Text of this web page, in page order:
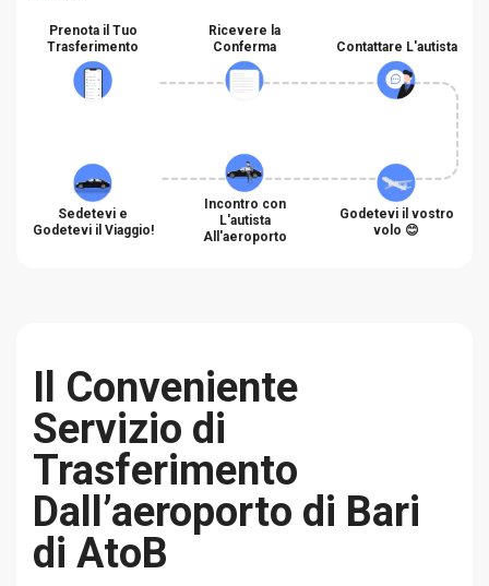
Prenota il Tuo
Trasferimento
Ricevere la
Conferma
Contattare L'autista
Sedetevi e
Godetevi il Viaggio!
Incontro con
L'autista
All'aeroporto
Godetevi il vostro
volo 😊
Il Conveniente
Servizio di
Trasferimento
Dall’aeroporto di Bari
di AtoB